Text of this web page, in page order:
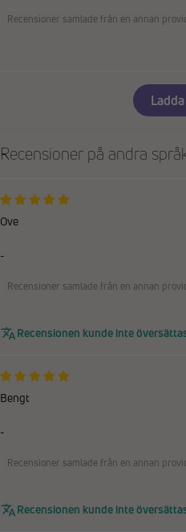
Recensioner samlade från en annan
Recensioner på andra
Ove
-
Recensioner samlade från en annan
Recensionen kunde inte
Bengt
-
Recensioner samlade från en annan
Recensionen kunde inte